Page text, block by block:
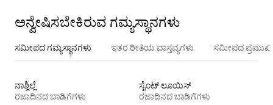
ಅನ್ವೇಷಿಸಬೇಕಿರುವ ಗಮ್ಯಸ್ಥಾನಗಳು
ಸಮೀಪದ ಗಮ್ಯಸ್ಥಾನಗಳು ಇತರ ರೀತಿಯ ವಾಸ್ತವ್ಯಗಳು ಸಮೀಪದ ಪ್ರಮುಖ
ನಾಶ್ವಿಲ್ಲೆ
ರಜಾದಿನದ ಬಾಡಿಗೆಗಳು
ಸೈಂಟ್ ಲೂಯಿಸ್
ರಜಾದಿನದ ಬಾಡಿಗೆಗಳು